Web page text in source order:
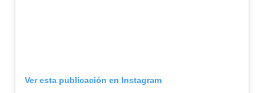
Ver esta publicación en Instagram